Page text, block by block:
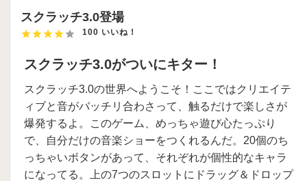
スクラッチ3.0登場
100 いいね！
スクラッチ3.0がついにキター！
スクラッチ3.0の世界へようこそ！ここではクリエイテ
ィブと音がバッチリ合わさって、触るだけで楽しさが
爆発するよ。このゲーム、めっちゃ遊び心たっぷり
で、自分だけの音楽ショーをつくれるんだ。20個のち
っちゃいボタンがあって、それぞれが個性的なキャラ
になってる。上の7つのスロットにドラッグ＆ドロップ